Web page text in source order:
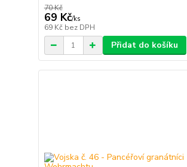
70 Kč
69 Kč/ks
69 Kč bez DPH
Přidat do košíku